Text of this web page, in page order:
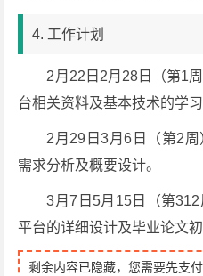
4. 工作计划
2月22日2月28日（第1
台相关资料及基本技术的学习
2月29日3月6日（第2
需求分析及概要设计。
3月7日5月15日（第
平台的详细设计及毕业论文初
剩余内容已隐藏，您需要先支